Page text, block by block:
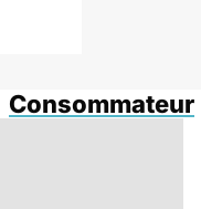
Consommateur